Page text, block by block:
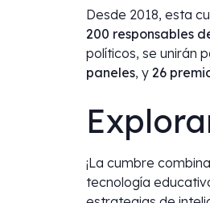
Desde 2018, esta
200 responsables
políticos, se unirán
paneles, y 26
¡La cumbre
tecnología